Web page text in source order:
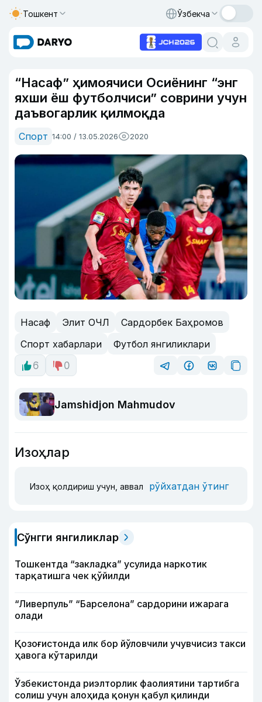
Тошкент Ўзбекча
“Насаф” ҳимоячиси Осиёнинг “энг
яхши ёш футболчиси” соврини учун
даъвогарлик қилмоқда
Спорт 14:00 / 13.05.2026 2020
Насаф Элит ОЧЛ
Сардорбек Баҳромов
Спорт хабарлари
Футбол янгиликлари
6
0
Jamshidjon Mahmudov
Изоҳлар
Изоҳ қолдириш учун, аввал рўйхатдан ўтинг
Сўнгги янгиликлар
Тошкентда “закладка” усулида наркотик
тарқатишга чек қўйилди
“Ливерпуль” “Барселона” сардорини ижарага
олади
Қозоғистонда илк бор йўловчили учувчисиз такси
ҳавога кўтарилди
Ўзбекистонда риэлторлик фаолиятини тартибга
солиш учун алоҳида қонун қабул қилинди